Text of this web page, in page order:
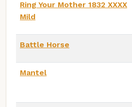
Ring Your Mother 1832 XXXX
Mild
Battle Horse
Mantel